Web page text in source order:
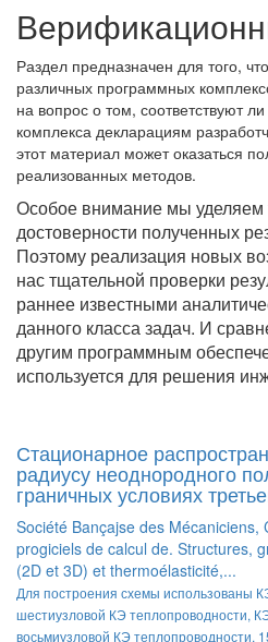
Раздел предназначен для того,
различных программных
на вопрос о том, соответствуют
комплекса декларациям
этот материал может оказаться
реализованных методов.
Особое внимание мы уделяем
достоверности полученных
Поэтому реализация новых
нас тщательной проверки
раннее известными
данного класса задач. И
другим программным
используется для решения
Стационарное
радиусу неоднородного
граничных условиях
Société Bançajse des Mécaniciens,
progiciels de calcul de. Structures,
(2D et 3D) et thermoélasticité,...
Для построения схемы использованы
шестиузловой КЭ теплопроводности,
восьмиузловой КЭ теплопроводности,